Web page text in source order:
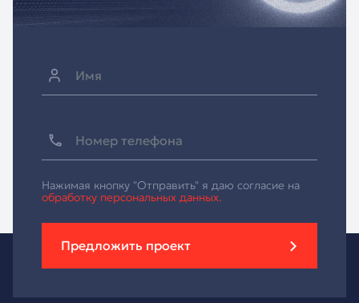
Нажимая кнопку "Отправить" я даю согласие на
обработку персональных данных.
Предложить проект